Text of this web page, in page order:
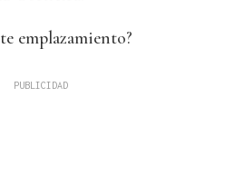
emplazamiento?